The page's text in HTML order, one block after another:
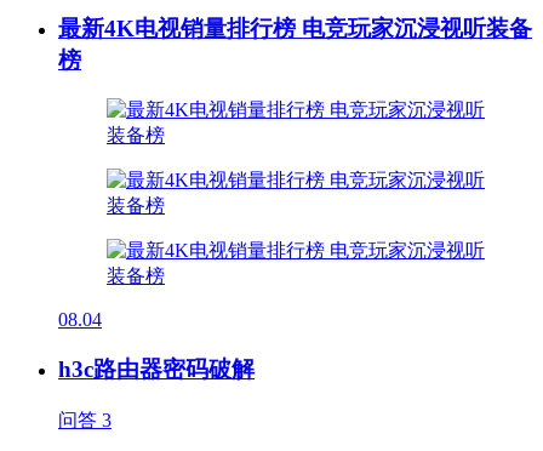
最新4K电视销量排行榜 电竞玩家沉浸视听装备
榜
08.04
h3c路由器密码破解
问答 3